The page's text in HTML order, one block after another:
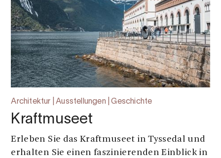
Architektur | Ausstellungen | Geschichte
Kraftmuseet
Erleben Sie das Kraftmuseet in Tyssedal und
erhalten Sie einen faszinierenden Einblick in